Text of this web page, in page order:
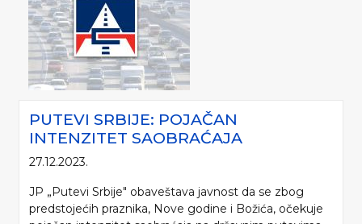
PUTEVI SRBIJE: POJAČAN
INTENZITET SAOBRAĆAJA
27.12.2023.
JP „Putevi Srbije" obaveštava javnost da se zbog
predstojećih praznika, Nove godine i Božića, očekuje